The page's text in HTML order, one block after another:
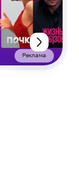
Реклама